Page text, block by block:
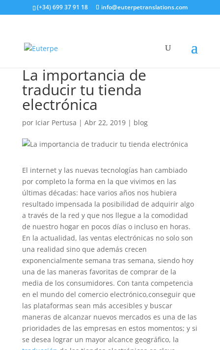
(+34) 699 37 91 18 info@euterpetranslations.com
La importancia de
traducir tu tienda
electrónica
por Iciar Pertusa | Abr 22, 2019| blog
El internet y las nuevas tecnologías han cambiado
por completo la forma en la que vivimos en las
últimas décadas: hace varios años nos hubiera
resultado impensada la posibilidad de adquirir algo
a través de la red y que nos llegue a la comodidad
de nuestro hogar en pocos días o incluso en horas.
En la actualidad, las ventas electrónicas no solo son
una realidad sino que además crecen
exponencialmente semana tras semana, siendo hoy
una de las maneras favoritas de comprar de la
media de los consumidores. Con tanta competencia
en el mundo del comercio electrónico,conseguir que
las plataformas sean más accesibles y buscar
maneras de alcanzar nuevos mercados es una de las
prioridades de las empresas en estos momentos; y si
se desea lograr un mayor alcance geográfico, la